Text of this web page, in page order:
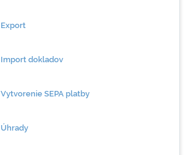
Export
Import dokladov
Vytvorenie SEPA platby
Úhrady